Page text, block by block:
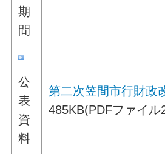
期
間
公
表
資
料
第二次笠間市行財政
485KB(PDFファイル